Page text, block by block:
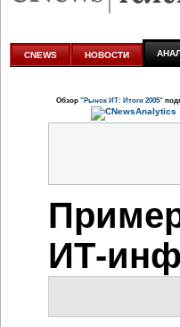
аналитике
CNEWS НОВОСТИ
Обзор "Рынок ИТ: Итоги 2005"
ИТ-